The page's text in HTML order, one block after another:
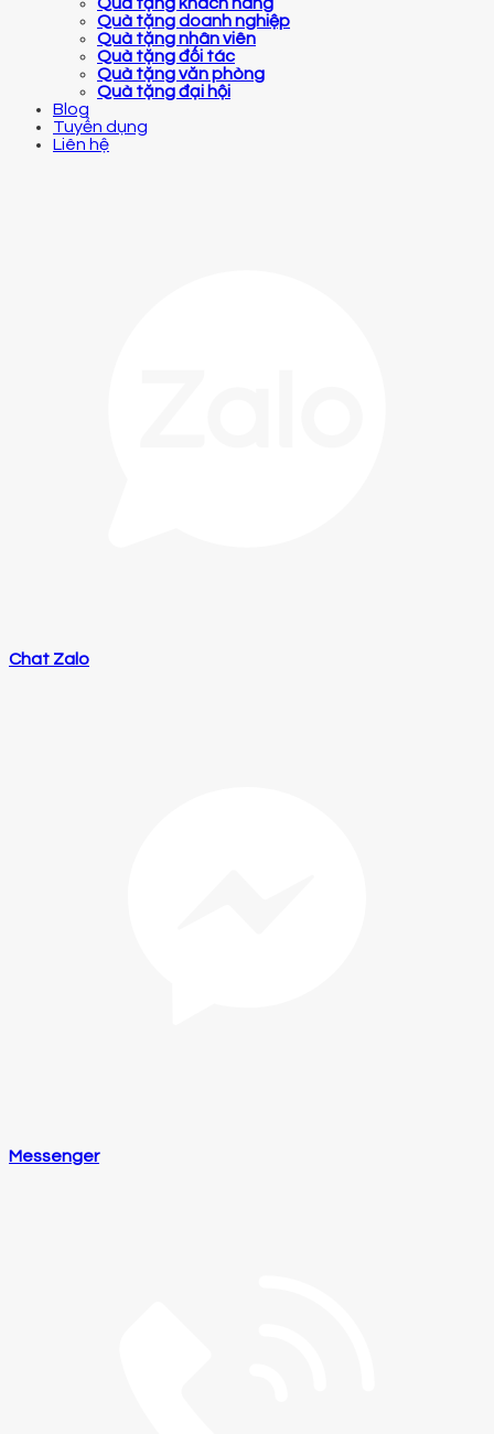
Quà tặng doanh nghiệp
Quà tặng nhân viên
Quà tặng đối tác
Quà tặng văn phòng
Quà tặng đại hội
Blog
Tuyển dụng
Liên hệ
Chat Zalo
Messenger